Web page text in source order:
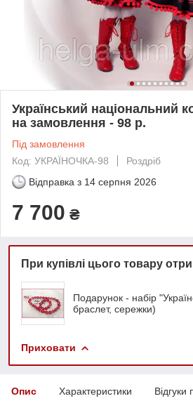
Український національний
на замовлення - 98 р.
Під замовлення
Код: УКРАЇНОЧКА-98
Роздріб
Відправка з 14 серпня 2026
7 700 ₴
При купівлі цього товару
Подарунок - набір
браслет, сережки)
Приховати
Опис Характеристики Відгуки